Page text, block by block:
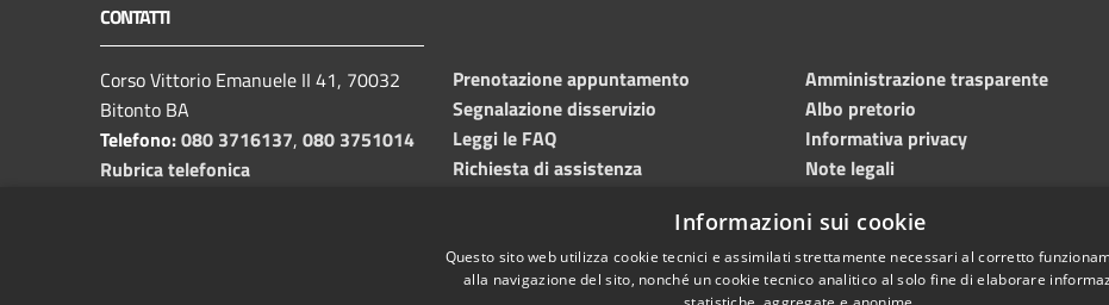
CONTATTI
Corso Vittorio Emanuele II 41, 70032
Bitonto BA
Telefono:080 3716137, 080 3751014
Rubrica telefonica
protocollo.comunebitonto@pec.rupar.puglia.it
Prenotazione appuntamento
Segnalazione disservizio
Leggi le FAQ
Richiesta di assistenza
Amministrazione trasparente
Albo pretorio
Informativa privacy
Note legali
Meccanismo di feedback
Informazioni sui cookie
Questo sito web utilizza cookie tecnici e assimilati strettamente necessari al corretto
alla navigazione del sito, nonché un cookie tecnico analitico al solo fine di elaborare